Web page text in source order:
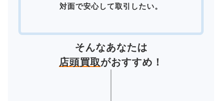
対面で安心して取引したい。
そんなあなたは
店頭買取がおすすめ！